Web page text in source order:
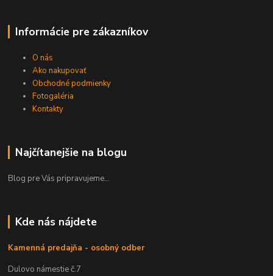
Informácie pre zákazníkov
O nás
Ako nakupovať
Obchodné podmienky
Fotogaléria
Kontakty
Najčítanejšie na blogu
Blog pre Vás pripravujeme...
Kde nás nájdete
Kamenná predajňa - osobný odber
Dulovo námestie č.7